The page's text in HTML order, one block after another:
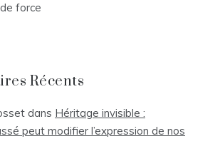
force
Récents
dans Héritage invisible :
peut modifier l’expression de nos